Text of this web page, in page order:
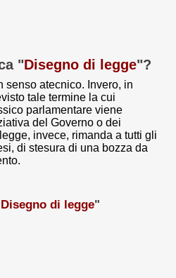
"Disegno di legge"?
senso atecnico. Invero, in
tale termine la cui
parlamentare viene
del Governo o dei
invece, rimanda a tutti gli
di stesura di una bozza da
Disegno di legge"